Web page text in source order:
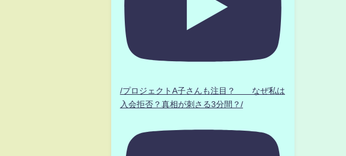
/プロジェクトA子さんも注目？ なぜ私は
入会拒否？真相が刺さる3分間？/